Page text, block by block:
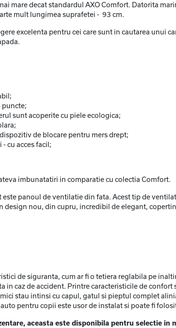
mare decat standardul AXO Comfort. Datorita
mult lungimea suprafetei - 93 cm.
excelenta pentru cei care sunt in cautarea
puncte;
sunt acoperite cu piele ecologica;
de blocare pentru mers drept;
cu acces facil;
imbunatatiri in comparatie cu colectia Comfort.
este panoul de ventilatie din fata. Acest tip de
design nou, din cupru, incredibil de elegant,
de siguranta, cum ar fi o tetiera reglabila pe
in caz de accident. Printre caracteristicile de
stau intinsi cu capul, gatul si pieptul complet
pentru copii este usor de instalat si poate fi
aceasta este disponibila pentru selectie in